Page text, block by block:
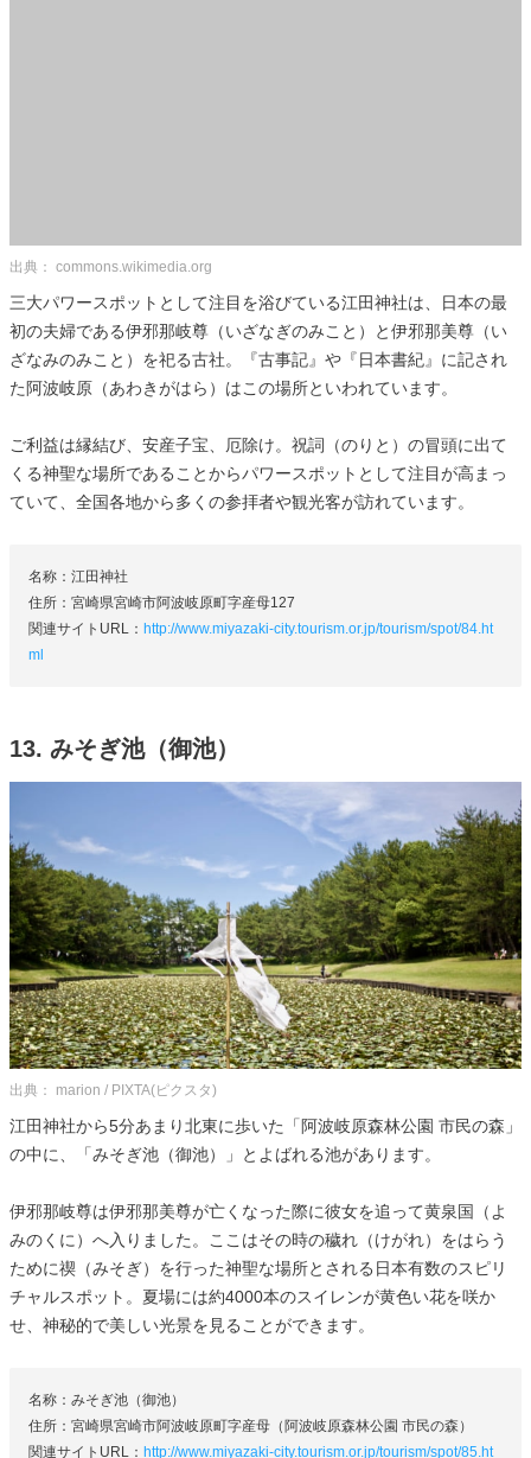
出典： commons.wikimedia.org
三大パワースポットとして注目を浴びている江田神社は、日本の最
初の夫婦である伊邪那岐尊（いざなぎのみこと）と伊邪那美尊（い
ざなみのみこと）を祀る古社。『古事記』や『日本書紀』に記され
た阿波岐原（あわきがはら）はこの場所といわれています。
ご利益は縁結び、安産子宝、厄除け。祝詞（のりと）の冒頭に出て
くる神聖な場所であることからパワースポットとして注目が高まっ
ていて、全国各地から多くの参拝者や観光客が訪れています。
名称：江田神社
住所：宮崎県宮崎市阿波岐原町字産母127
関連サイトURL： http://www.miyazaki-city.tourism.or.jp/tourism/spot/84.ht
ml
13. みそぎ池（御池）
出典： marion / PIXTA(ピクスタ)
江田神社から5分あまり北東に歩いた「阿波岐原森林公園 市民の森」
の中に、「みそぎ池（御池）」とよばれる池があります。
伊邪那岐尊は伊邪那美尊が亡くなった際に彼女を追って黄泉国（よ
みのくに）へ入りました。ここはその時の穢れ（けがれ）をはらう
ために禊（みそぎ）を行った神聖な場所とされる日本有数のスピリ
チャルスポット。夏場には約4000本のスイレンが黄色い花を咲か
せ、神秘的で美しい光景を見ることができます。
名称：みそぎ池（御池）
住所：宮崎県宮崎市阿波岐原町字産母（阿波岐原森林公園 市民の森）
関連サイトURL： http://www.miyazaki-city.tourism.or.jp/tourism/spot/85.ht